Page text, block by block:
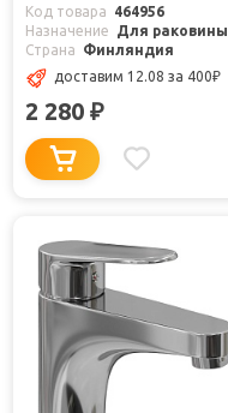
Код товара
464956
Назначение
Для раковины
Страна
Финляндия
доставим 12.08 за 400₽
2 280 ₽